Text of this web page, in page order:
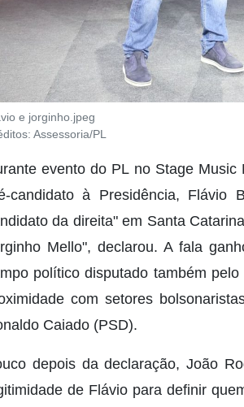
e jorginho.jpeg
Assessoria/PL
evento do PL no Stage
candidato à Presidência, Flávio
da direita" em Santa
Mello", declarou. A fala
político disputado também
com setores
Caiado (PSD).
depois da declaração, João
de Flávio para definir